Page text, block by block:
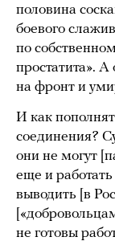
половина
боевого
по
простатита».
на фронт и
И как
соединения?
они не могут
еще и
выводить [в
не готовы